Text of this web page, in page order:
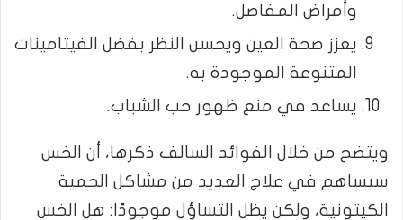
وأمراض المفاصل.
يعزز صحة العين ويحسن النظر بفضل الفيتامينات
المتنوعة الموجودة به.
يساعد في منع ظهور حب الشباب.
ويتضح من خلال الفوائد السالف ذكرها، أن الخس
سيساهم في علاج العديد من مشاكل الحمية
الكيتونية، ولكن يظل التساؤل موجودًا: هل الخس